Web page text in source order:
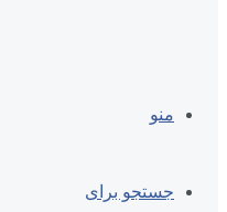
منو
جستجو برای